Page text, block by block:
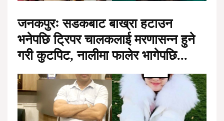
जनकपुरः सडकबाट बाख्रा हटाउन
भनेपछि ट्रिपर चालकलाई मरणासन्न हुने
गरी कुटपिट, नालीमा फालेर भागेपछि...